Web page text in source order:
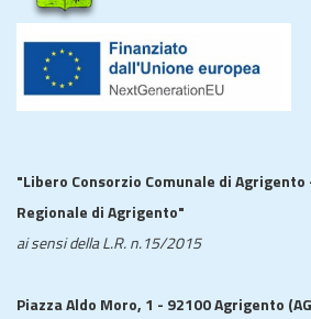
"Libero Consorzio Comunale di Agrigento
Regionale di Agrigento"
ai sensi della L.R. n.15/2015
Piazza Aldo Moro, 1 - 92100 Agrigento